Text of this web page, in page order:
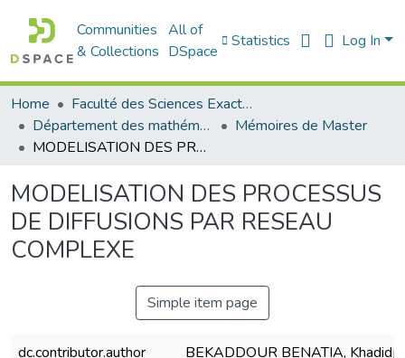
Communities
& Collections
All of
DSpace
Statistics Log In
Home
Faculté des Sciences Exactes et de l'Informatique
Département des mathématiques et informatique
Mémoires de Master
MODELISATION DES PROCESSUS DE DIFFUSIONS PAR RESEAU COMPLEXE
MODELISATION DES PROCESSUS
DE DIFFUSIONS PAR RESEAU
COMPLEXE
Simple item page
dc.contributor.author
BEKADDOUR BENATIA, Khadidja